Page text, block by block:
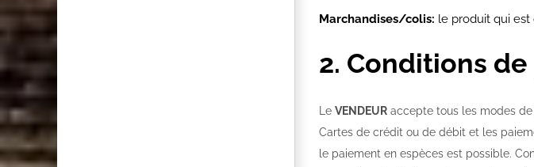
Marchandises/colis: le produit qui est
2. Conditions
Le VENDEUR accepte tous les modes
Cartes de crédit ou de débit et les
le paiement en espèces est possible.